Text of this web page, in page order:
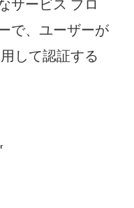
サービス プロ
で、ユーザーが
して認証する